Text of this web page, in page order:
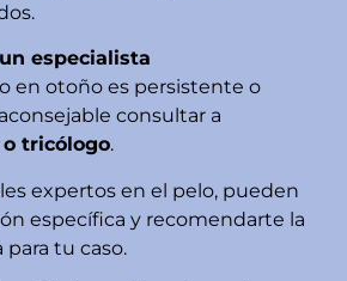
especialista
en otoño es persistente o
consultar a
tricólogo.
expertos en el pelo, pueden
específica y recomendarte la
tu caso.